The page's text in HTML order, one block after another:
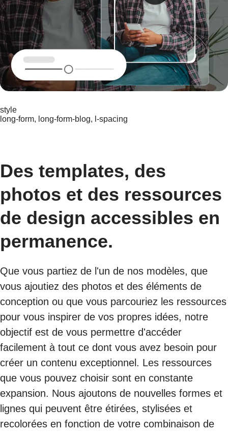
style
long-form, long-form-blog, l-spacing
Des templates, des
photos et des ressources
de design accessibles en
permanence.
Que vous partiez de l'un de nos modèles, que
vous ajoutiez des photos et des éléments de
conception ou que vous parcouriez les ressources
pour vous inspirer de vos propres idées, notre
objectif est de vous permettre d'accéder
facilement à tout ce dont vous avez besoin pour
créer un contenu exceptionnel. Les ressources
que vous pouvez choisir sont en constante
expansion. Nous ajoutons de nouvelles formes et
lignes qui peuvent être étirées, stylisées et
recolorées en fonction de votre combinaison de